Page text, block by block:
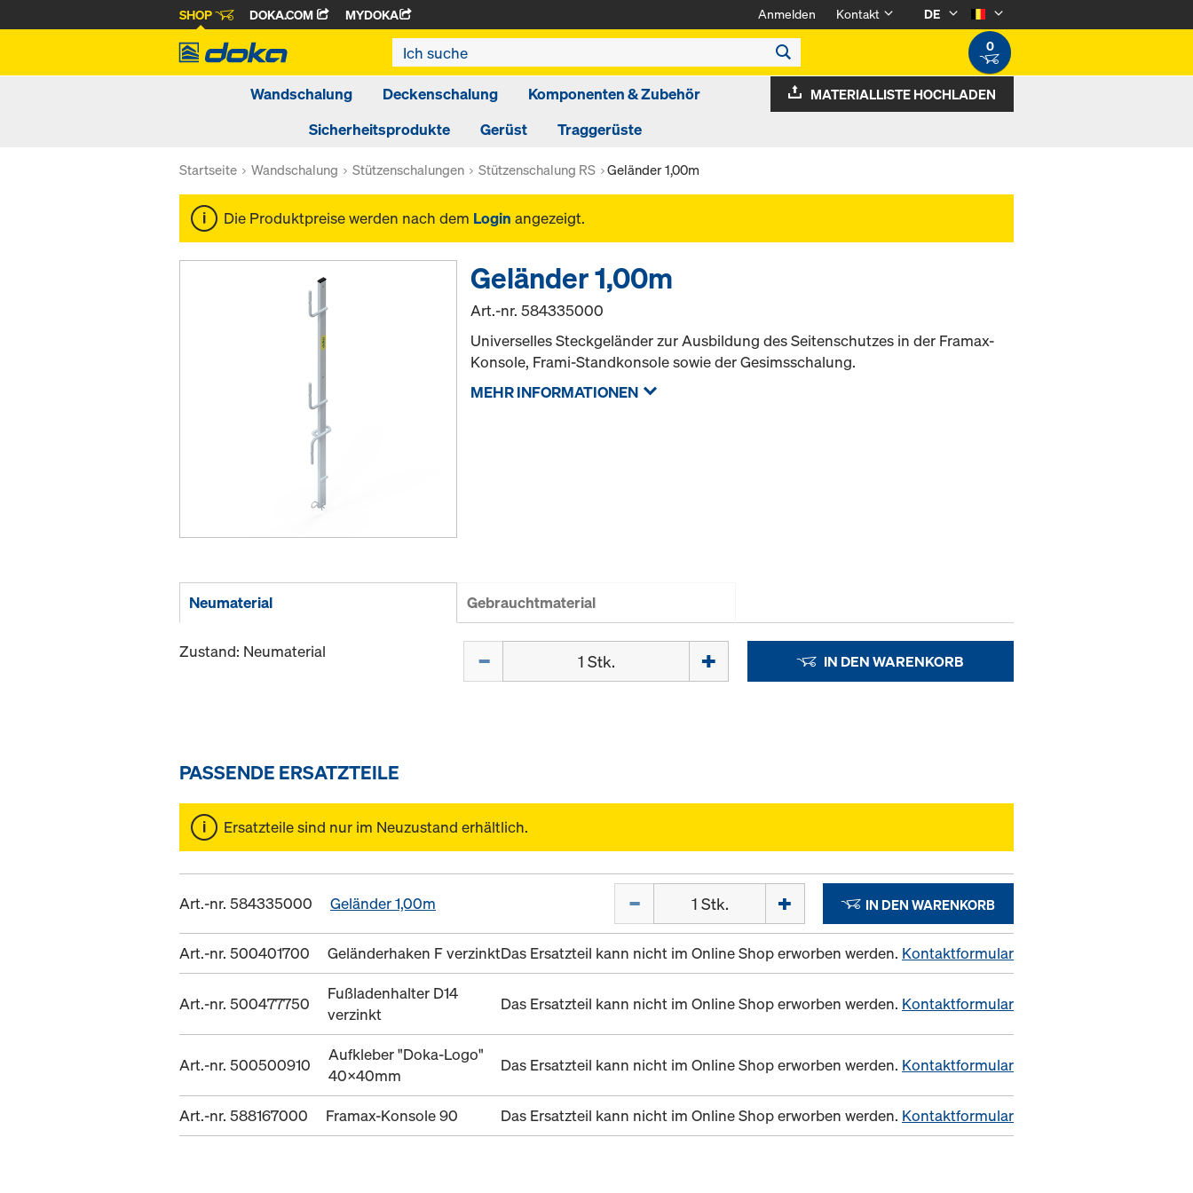
SHOP DOKA.COM MYDOKA Anmelden Kontakt
DE
0
Wandschalung Deckenschalung
Komponenten & Zubehör
Sicherheitsprodukte
Gerüst Traggerüste
MATERIALLISTE HOCHLADEN
Startseite Wandschalung Stützenschalungen Stützenschalung RS Geländer 1,00m
Die Produktpreise werden nach dem Login angezeigt.
Geländer 1,00m
Art.-nr.584335000
Universelles Steckgeländer zur Ausbildung des Seitenschutzes in der Framax-
Konsole, Frami-Standkonsole sowie der Gesimsschalung.
MEHR INFORMATIONEN
Neumaterial Gebrauchtmaterial
Zustand: Neumaterial IN DEN WARENKORB
PASSENDE ERSATZTEILE
Ersatzteile sind nur im Neuzustand erhältlich.
Art.-nr. 584335000 Geländer 1,00m IN DEN WARENKORB
Art.-nr. 500401700 Geländerhaken F verzinktDas Ersatzteil kann nicht im Online Shop erworben werden. Kontaktformular
Art.-nr. 500477750
Fußladenhalter D14
verzinkt
Das Ersatzteil kann nicht im Online Shop erworben werden. Kontaktformular
Art.-nr. 500500910
Aufkleber "Doka-Logo"
40x40mm
Das Ersatzteil kann nicht im Online Shop erworben werden. Kontaktformular
Art.-nr. 588167000 Framax-Konsole 90 Das Ersatzteil kann nicht im Online Shop erworben werden. Kontaktformular